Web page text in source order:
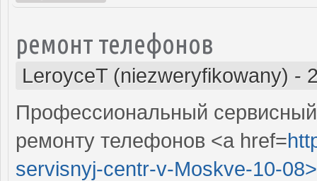
ремонт телефонов
LeroyceT (niezweryfikowany) -
Профессиональный
ремонту телефонов <a href=
servisnyj-centr-v-Moskve-10-08>